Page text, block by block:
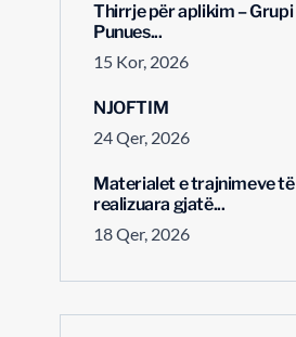
Thirrje për aplikim – Grupi
Punues...
15 Kor, 2026
NJOFTIM
24 Qer, 2026
Materialet e trajnimeve të
realizuara gjatë...
18 Qer, 2026